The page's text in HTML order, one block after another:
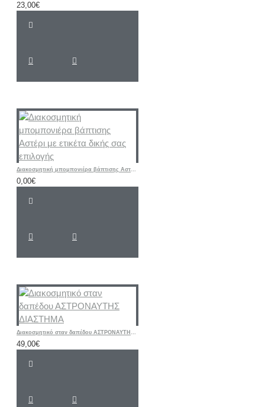
23,00€
Διακοσμητική μπομπονιέρα βάπτισης Αστέρι με ετικέτα δικής σας επιλογής
0,00€
Διακοσμητικό σταν δαπέδου ΑΣΤΡΟΝΑΥΤΗΣ ΔΙΑΣΤΗΜΑ
49,00€